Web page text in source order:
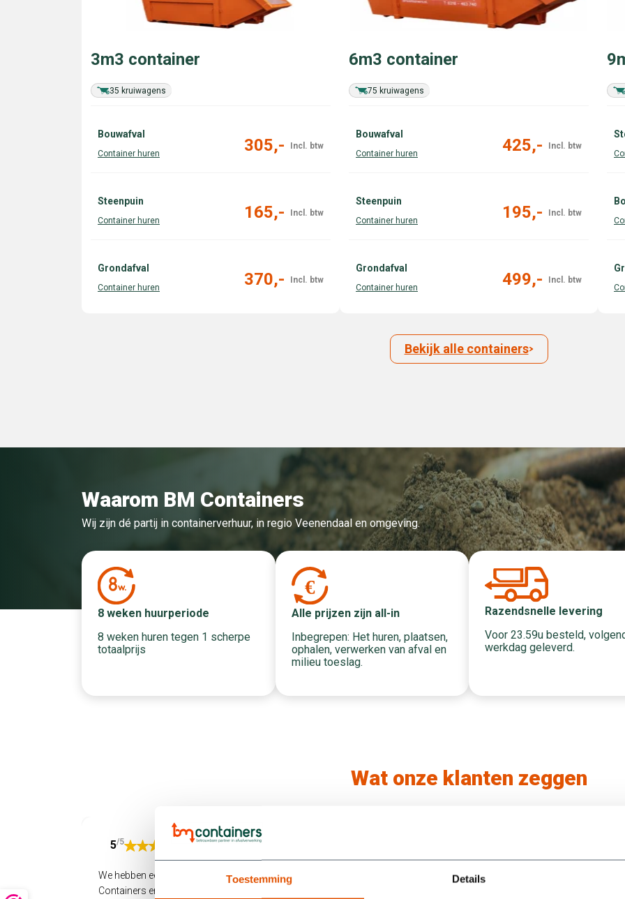
Toestemming Details
35 kruiwagens
3m3 container
Bouwafval
305,-
Steenpuin
165,-
Grondafval
370,-
75 kruiwagens
6m3 container
Bouwafval
425,-
Steenpuin
195,-
Grondafval
499,-
Bekijk alle containers
Waarom BM Containers
Wij zijn dé partij in containerverhuur, in regio Veenendaal en omgeving.
8 weken huurperiode
8 weken huren tegen 1 scherpe
totaalprijs
Alle prijzen zijn all-in
Inbegrepen: Het huren, plaatsen,
ophalen, verwerken van afval en
milieu toeslag.
Razendsnelle levering
Voor 23.59u besteld,
werkdag geleverd.
Wat onze klanten zeggen
5/5
We hebben een container gehuurd bij BM
Containers en zijn supertevreden. Alles werd
Containers werden super snel geleverd en na